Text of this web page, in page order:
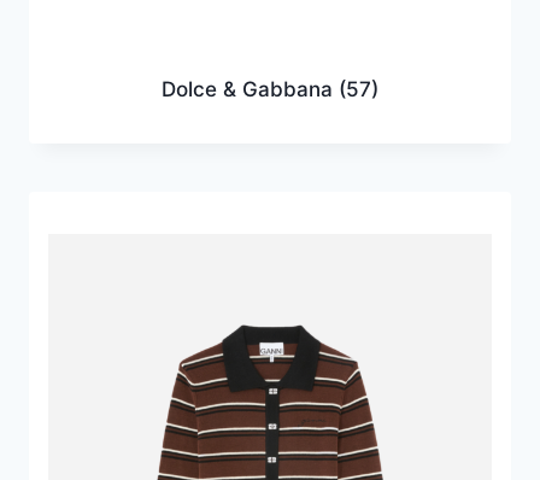
Dolce & Gabbana (57)